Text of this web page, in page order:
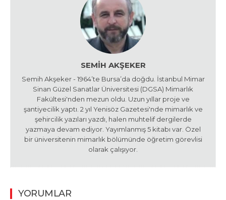
SEMIH AKŞEKER
Semih Akşeker - 1964’te Bursa’da doğdu. İstanbul Mimar
Sinan Güzel Sanatlar Üniversitesi (DGSA) Mimarlık
Fakültesi'nden mezun oldu. Uzun yıllar proje ve
şantiyecilik yaptı. 2 yıl Yenisöz Gazetesi'nde mimarlık ve
şehircilik yazıları yazdı, halen muhtelif dergilerde
yazmaya devam ediyor. Yayımlanmış 5 kitabı var. Özel
bir üniversitenin mimarlık bölümünde öğretim görevlisi
olarak çalışıyor.
YORUMLAR